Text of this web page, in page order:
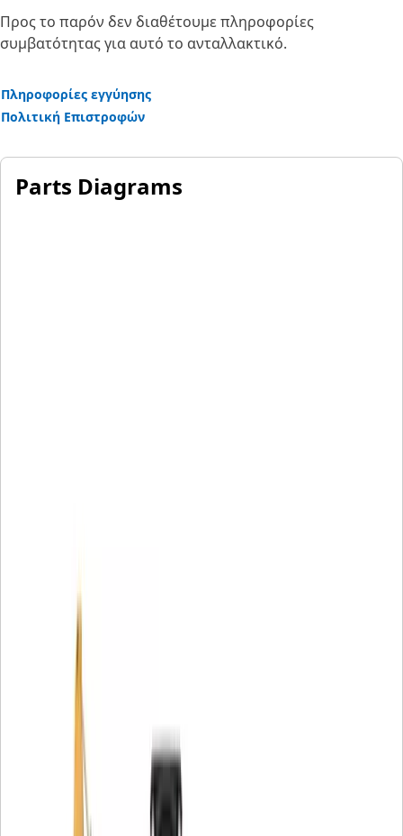
Προς το παρόν δεν διαθέτουμε πληροφορίες
συμβατότητας για αυτό το ανταλλακτικό.
Πληροφορίες εγγύησης
Πολιτική Επιστροφών
Parts Diagrams